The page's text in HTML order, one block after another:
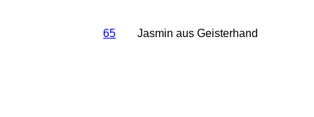
65 Jasmin aus Geisterhand